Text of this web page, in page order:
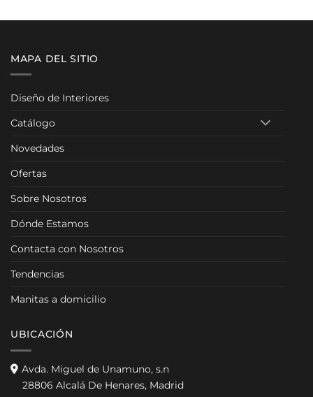
MAPA DEL SITIO
Diseño de Interiores
Catálogo
Novedades
Ofertas
Sobre Nosotros
Dónde Estamos
Contacta con Nosotros
Tendencias
Manitas a domicilio
UBICACIÓN
Avda. Miguel de Unamuno, s.n
28806 Alcalá De Henares, Madrid